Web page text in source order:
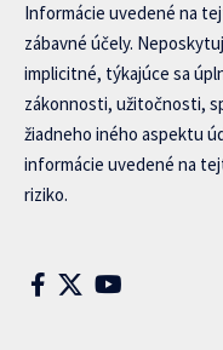
Informácie uvedené na
zábavné účely.
implicitné, týkajúce sa
zákonnosti, užitočnosti,
žiadneho iného aspektu
informácie uvedené na
riziko.